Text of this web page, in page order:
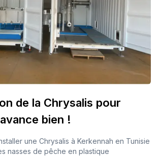
de la Chrysalis pour
bien !
une Chrysalis à Kerkennah en Tunisie
nasses de pêche en plastique